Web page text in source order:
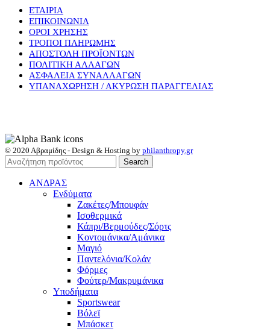
ΕΤΑΙΡΙΑ
ΕΠΙΚΟΙΝΩΝΙΑ
ΟΡΟΙ ΧΡΗΣΗΣ
ΤΡΟΠΟΙ ΠΛΗΡΩΜΗΣ
ΑΠΟΣΤΟΛΗ ΠΡΟΪΟΝΤΩΝ
ΠΟΛΙΤΙΚΗ ΑΛΛΑΓΩΝ
ΑΣΦΑΛΕΙΑ ΣΥΝΑΛΛΑΓΩΝ
ΥΠΑΝΑΧΩΡΗΣΗ / ΑΚΥΡΩΣΗ ΠΑΡΑΓΓΕΛΙΑΣ
© 2020 Αβραμίδης - Design & Hosting by philanthropy.gr
Search
ΑΝΔΡΑΣ
Ενδύματα
Ζακέτες/Μπουφάν
Ισοθερμικά
Κάπρι/Βερμούδες/Σόρτς
Κοντομάνικα/Αμάνικα
Μαγιό
Παντελόνια/Κολάν
Φόρμες
Φούτερ/Μακρυμάνικα
Υποδήματα
Sportswear
Βόλεϊ
Μπάσκετ